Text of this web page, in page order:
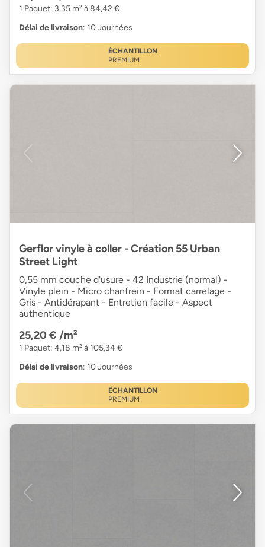
1 Paquet: 3,35 m² à 84,42 €
Délai de livraison: 10 Journées
ÉCHANTILLON
PREMIUM
Gerflor vinyle à coller - Création 55 Urban
Street Light
0,55 mm couche d'usure - 42 Industrie (normal) -
Vinyle plein - Micro chanfrein - Format carrelage -
Gris - Antidérapant - Entretien facile - Aspect
authentique
25,20 € /m²
1 Paquet: 4,18 m² à 105,34 €
Délai de livraison: 10 Journées
ÉCHANTILLON
PREMIUM